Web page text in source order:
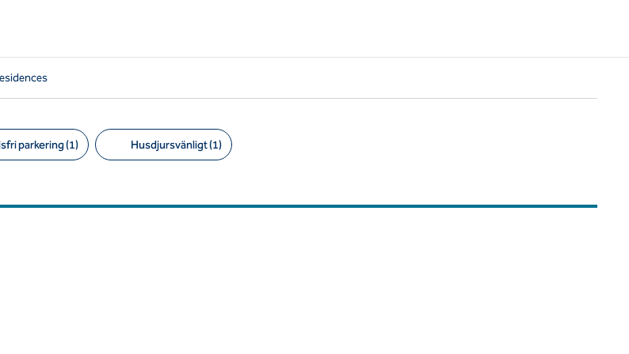
parkering (1) Husdjursvänligt (1)